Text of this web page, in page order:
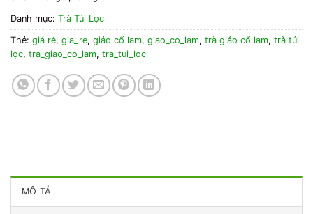
Danh mục: Trà Túi Lọc
Thẻ: giá rẻ, gia_re, giảo cổ lam, giao_co_lam, trà giảo cổ lam, trà túi
lọc, tra_giao_co_lam, tra_tui_loc
MÔ TẢ